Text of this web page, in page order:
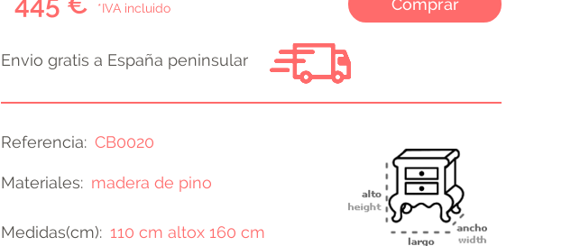
*IVA incluido Comprar
Envio gratis a España peninsular
Referencia CB0020
Materiales madera de pino
Medidas(cm)
110 cm altox 160 cm